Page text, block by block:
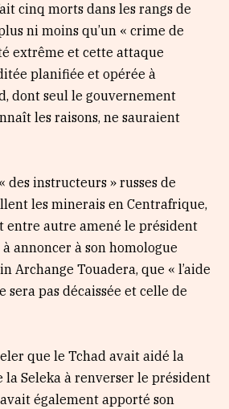
cinq morts dans les rangs de
ni moins qu’un « crime de
extrême et cette attaque
planifiée et opérée à
dont seul le gouvernement
les raisons, ne sauraient
des instructeurs » russes de
les minerais en Centrafrique,
entre autre amené le président
annoncer à son homologue
Archange Touadera, que « l’aide
pas décaissée et celle de
que le Tchad avait aidé la
Seleka à renverser le président
également apporté son